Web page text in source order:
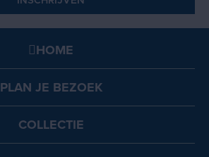
HOME
PLAN JE BEZOEK
COLLECTIE